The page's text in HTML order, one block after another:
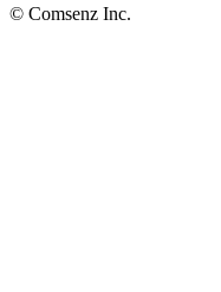
© Comsenz Inc.